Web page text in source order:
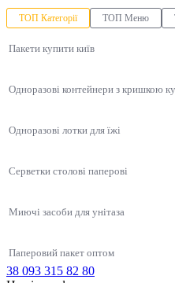
ТОП Категорії ТОП Меню
Пакети купити київ
Одноразові контейнери з кришкою
Одноразові лотки для їжі
Серветки столові паперові
Миючі засоби для унітаза
Паперовий пакет оптом
Упаковка для суші, соусів, WOK
38 093 315 82 80